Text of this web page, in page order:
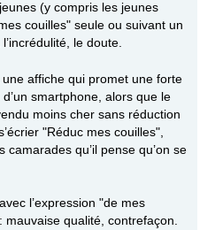
(y compris les jeunes
couilles" seule ou suivant un
le doute.
affiche qui promet une forte
d’un smartphone, alors que le
moins cher sans réduction
"Réduc mes couilles",
camarades qu’il pense qu’on se
l’expression "de mes
mauvaise qualité, contrefaçon.